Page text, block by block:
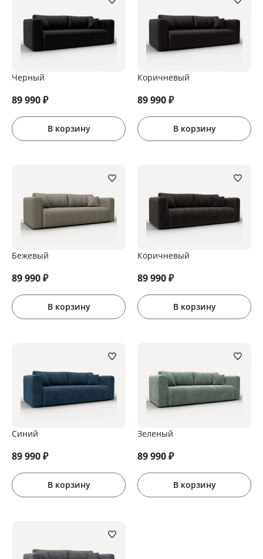
Черный
89 990₽
В корзину
Коричневый
89 990₽
В корзину
Бежевый
89 990₽
В корзину
Коричневый
89 990₽
В корзину
Синий
89 990₽
В корзину
Зеленый
89 990₽
В корзину